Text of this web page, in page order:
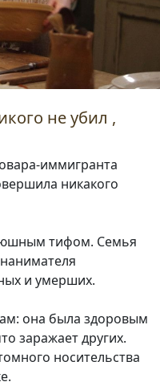
не убил ,
иммигранта
никакого
тифом. Семья
и умерших.
она была здоровым
заражает других.
носительства